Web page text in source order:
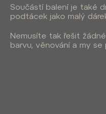
Součástí balení je také
podtácek jako malý
Nemusíte tak řešit
barvu, věnování a my